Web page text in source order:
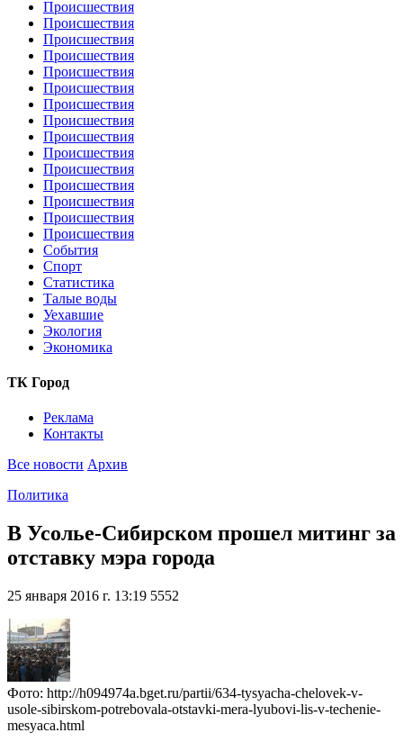
Происшествия
Происшествия
Происшествия
Происшествия
Происшествия
Происшествия
Происшествия
Происшествия
Происшествия
Происшествия
Происшествия
Происшествия
Происшествия
Происшествия
Происшествия
События
Спорт
Статистика
Талые воды
Уехавшие
Экология
Экономика
ТК Город
Реклама
Контакты
Все новости Архив
Политика
В Усолье-Сибирском прошел митинг за
отставку мэра города
25 января 2016 г. 13:19 5552
Фото: http://h094974a.bget.ru/partii/634-tysyacha-chelovek-v-
usole-sibirskom-potrebovala-otstavki-mera-lyubovi-lis-v-techenie-
mesyaca.html